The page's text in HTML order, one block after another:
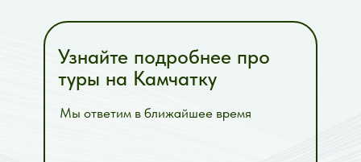
Узнайте подробнее про
туры на Камчатку
Мы ответим в ближайшее время